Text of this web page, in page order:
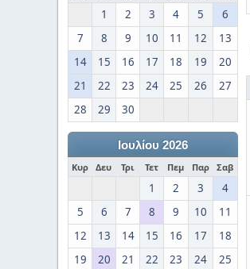
1 2 3 4 5
6
7
8 9 10 11 12
13
14
15 16 17 18 19
20
21
22 23 24 25 26
27
28
29 30
Ιουλίου 2026
Κυρ Δευ Τρι Τετ Πεμ Παρ Σαβ
1 2 3
4
5
6 7 8 9 10
11
12
13 14 15 16 17
18
19
20 21 22 23 24
25